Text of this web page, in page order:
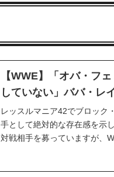
【WWE】「オバ・フ
していない」ババ・レ
レッスルマニア42でブロック
手として絶対的な存在感を示
対戦相手を募っていますが、
ます。「これはまったく機能